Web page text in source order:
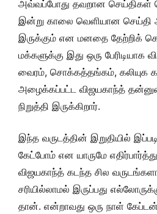
அவ்வப்போது தவறான செய்திகள்
இன்று காலை வெளியான செய்தி
இருக்கும் என மனதை தேற்றிக்
மக்களுக்கு இது ஒரு பேரிடியாக
வைரம், சொக்கத்தங்கம்,
அழைக்கப்பட்ட விஜயகாந்த்
நிறுத்தி இருக்கிறார்.
இந்த வருடத்தின் இறுதியில்
கேட்போம் என யாருமே
விஜயகாந்த் கடந்த சில
சரியில்லாமல் இருப்பது
தான். என்றாவது ஒரு நாள்